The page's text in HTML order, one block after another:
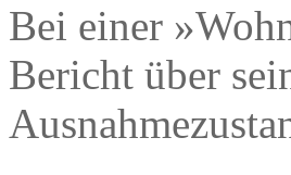
Bei einer
Bericht über